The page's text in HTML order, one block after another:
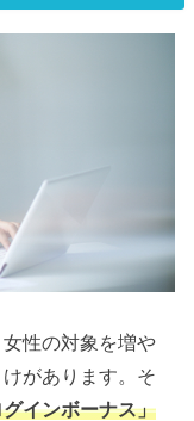
性の対象を増や
があります。そ
インボーナス」